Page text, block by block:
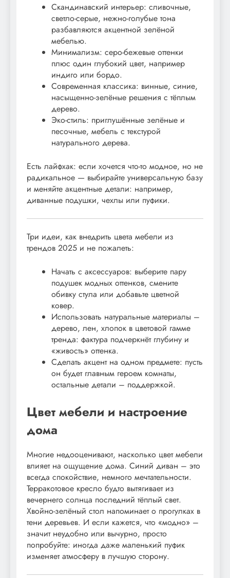
Скандинавский интерьер: сливочные,
светло-серые, нежно-голубые тона
разбавляются акцентной зелёной
мебелью.
Минимализм: серо-бежевые оттенки
плюс один глубокий цвет, например
индиго или бордо.
Современная классика: винные, синие,
насыщенно-зелёные решения с тёплым
дерево.
Эко-стиль: приглушённые зелёные и
песочные, мебель с текстурой
натурального дерева.
Есть лайфхак: если хочется что-то модное, но не
радикальное — выбирайте универсальную базу
и меняйте акцентные детали: например,
диванные подушки, чехлы или пуфики.
Три идеи, как внедрить цвета мебели из
трендов 2025 и не пожалеть:
Начать с аксессуаров: выберите пару
подушек модных оттенков, смените
обивку стула или добавьте цветной
ковер.
Использовать натуральные материалы –
дерево, лен, хлопок в цветовой гамме
тренда: фактура подчеркнёт глубину и
«живость» оттенка.
Сделать акцент на одном предмете: пусть
он будет главным героем комнаты,
остальные детали – поддержкой.
Цвет мебели и настроение
дома
Многие недооценивают, насколько цвет мебели
влияет на ощущение дома. Синий диван – это
всегда спокойствие, немного мечтательности.
Терракотовое кресло будто вытягивает из
вечернего солнца последний тёплый свет.
Хвойно-зелёный стол напоминает о прогулках в
тени деревьев. И если кажется, что «модно» –
значит неудобно или вычурно, просто
попробуйте: иногда даже маленький пуфик
изменяет атмосферу в лучшую сторону.